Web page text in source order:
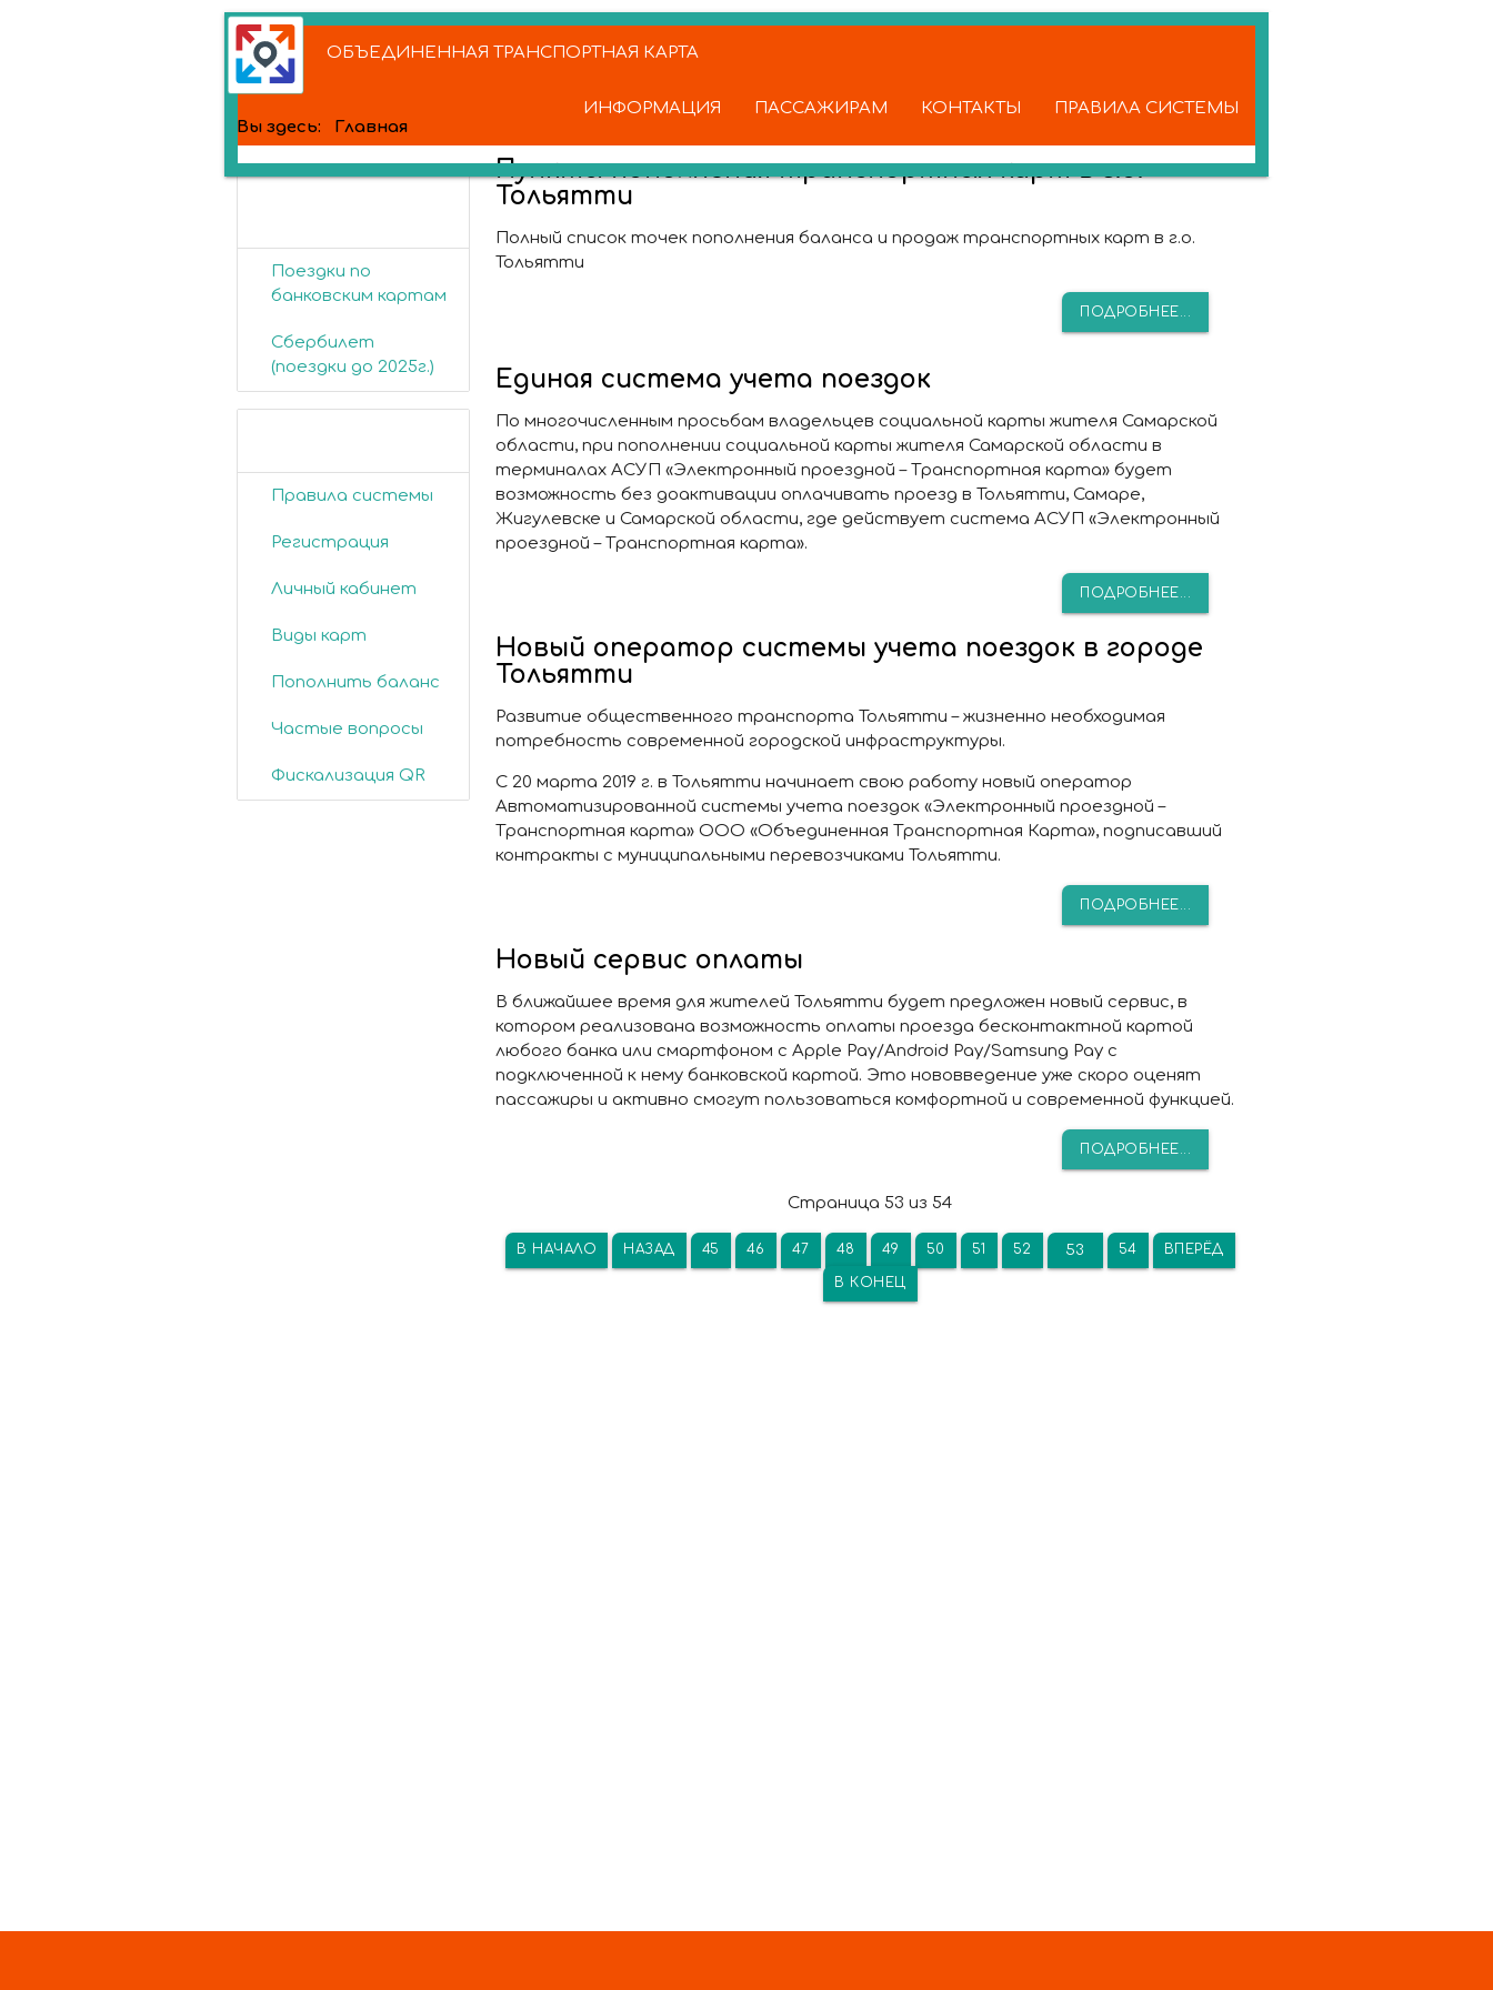
ОБЪЕДИНЕННАЯ ТРАНСПОРТНАЯ КАРТА
ИНФОРМАЦИЯ ПАССАЖИРАМ КОНТАКТЫ
ПРАВИЛА СИСТЕМЫ
Вы здесь: Главная
Поездки по
банковским картам
Сбербилет
(поездки до 2025г.)
Правила системы
Регистрация
Личный кабинет
Виды карт
Пополнить баланс
Частые вопросы
Фискализация QR
Пункты пополнения транспортных карт в г.о.
Тольятти
Полный список точек пополнения баланса и продаж транспортных карт в г.о.
Тольятти
ПОДРОБНЕЕ...
Единая система учета поездок
По многочисленным просьбам владельцев социальной карты жителя Самарской
области, при пополнении социальной карты жителя Самарской области в
терминалах АСУП «Электронный проездной – Транспортная карта» будет
возможность без доактивации оплачивать проезд в Тольятти, Самаре,
Жигулевске и Самарской области, где действует система АСУП «Электронный
проездной – Транспортная карта».
ПОДРОБНЕЕ...
Новый оператор системы учета поездок в городе
Тольятти
Развитие общественного транспорта Тольятти – жизненно необходимая
потребность современной городской инфраструктуры.
С 20 марта 2019 г. в Тольятти начинает свою работу новый оператор
Автоматизированной системы учета поездок «Электронный проездной –
Транспортная карта» ООО «Объединенная Транспортная Карта», подписавший
контракты с муниципальными перевозчиками Тольятти.
ПОДРОБНЕЕ...
Новый сервис оплаты
В ближайшее время для жителей Тольятти будет предложен новый сервис, в
котором реализована возможность оплаты проезда бесконтактной картой
любого банка или смартфоном с Apple Pay/Android Pay/Samsung Pay с
подключенной к нему банковской картой. Это нововведение уже скоро оценят
пассажиры и активно смогут пользоваться комфортной и современной функцией.
ПОДРОБНЕЕ...
Страница 53 из 54
В НАЧАЛО НАЗАД 45 46 47 48 49 50 51 52 53 54 ВПЕРЁД
В КОНЕЦ